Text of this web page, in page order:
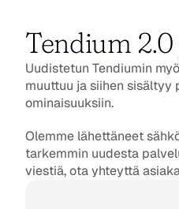
Tendium
Uudistetun Tendiumin
muuttuu ja siihen sisältyy
ominaisuuksiin.
Olemme lähettäneet
tarkemmin uudesta
viestiä, ota yhteyttä